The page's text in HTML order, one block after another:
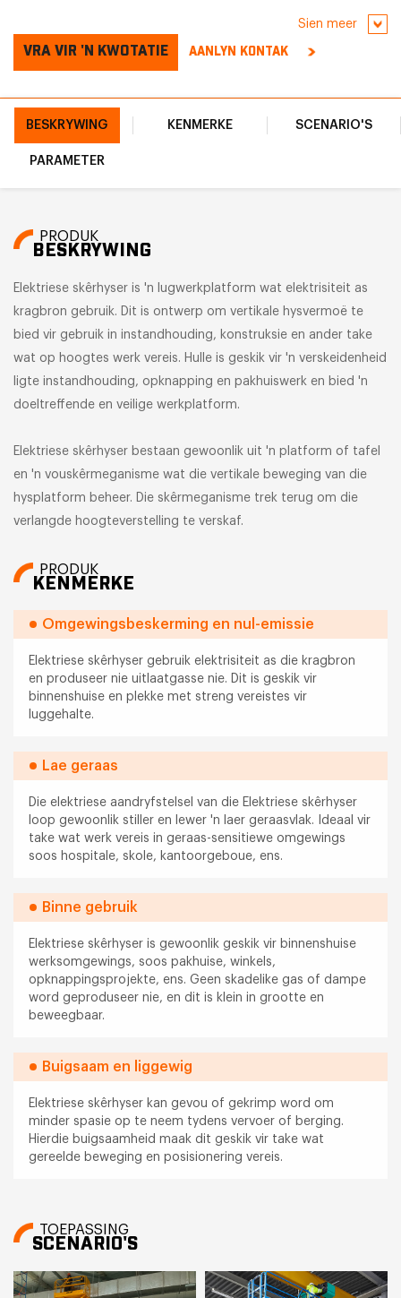
pakhuiswerk en bied 'n doeltreffende en veilige werkplatform.
Sien meer
VRA VIR 'N KWOTATIE AANLYN KONTAK
BESKRYWING KENMERKE SCENARIO'S
PARAMETER
PRODUK
BESKRYWING
Elektriese skêrhyser is 'n lugwerkplatform wat elektrisiteit as
kragbron gebruik. Dit is ontwerp om vertikale hysvermoë te
bied vir gebruik in instandhouding, konstruksie en ander take
wat op hoogtes werk vereis. Hulle is geskik vir 'n verskeidenheid
ligte instandhouding, opknapping en pakhuiswerk en bied 'n
doeltreffende en veilige werkplatform.
Elektriese skêrhyser bestaan gewoonlik uit 'n platform of tafel
en 'n vouskêrmeganisme wat die vertikale beweging van die
hysplatform beheer. Die skêrmeganisme trek terug om die
verlangde hoogteverstelling te verskaf.
PRODUK
KENMERKE
Omgewingsbeskerming en nul-emissie
Elektriese skêrhyser gebruik elektrisiteit as die kragbron
en produseer nie uitlaatgasse nie. Dit is geskik vir
binnenshuise en plekke met streng vereistes vir
luggehalte.
Lae geraas
Die elektriese aandryfstelsel van die Elektriese skêrhyser
loop gewoonlik stiller en lewer 'n laer geraasvlak. Ideaal vir
take wat werk vereis in geraas-sensitiewe omgewings
soos hospitale, skole, kantoorgeboue, ens.
Binne gebruik
Elektriese skêrhyser is gewoonlik geskik vir binnenshuise
werksomgewings, soos pakhuise, winkels,
opknappingsprojekte, ens. Geen skadelike gas of dampe
word geproduseer nie, en dit is klein in grootte en
beweegbaar.
Buigsaam en liggewig
Elektriese skêrhyser kan gevou of gekrimp word om
minder spasie op te neem tydens vervoer of berging.
Hierdie buigsaamheid maak dit geskik vir take wat
gereelde beweging en posisionering vereis.
TOEPASSING
SCENARIO'S